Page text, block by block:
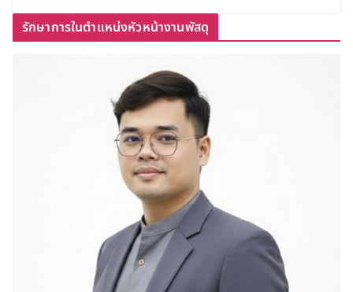
รักษาการในตำแหน่งหัวหน้างานพัสดุ